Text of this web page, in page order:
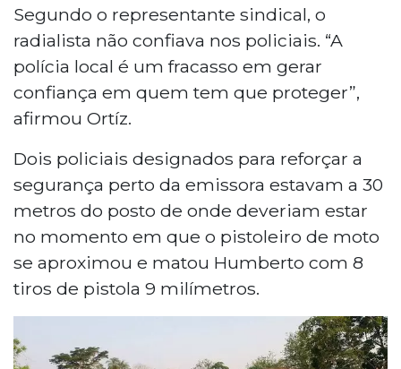
Segundo o representante sindical, o
radialista não confiava nos policiais. “A
polícia local é um fracasso em gerar
confiança em quem tem que proteger”,
afirmou Ortíz.
Dois policiais designados para reforçar a
segurança perto da emissora estavam a 30
metros do posto de onde deveriam estar
no momento em que o pistoleiro de moto
se aproximou e matou Humberto com 8
tiros de pistola 9 milímetros.